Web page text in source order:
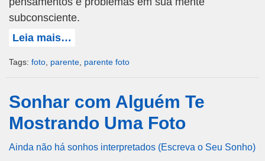
subconsciente.
Leia mais…
Tags: foto, parente, parente foto
Sonhar com Alguém Te
Mostrando Uma Foto
Ainda não há sonhos interpretados (Escreva o Seu Sonho)